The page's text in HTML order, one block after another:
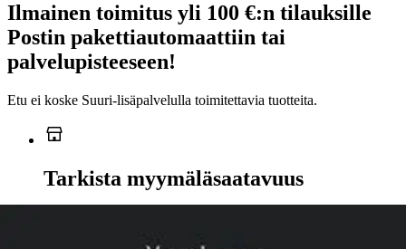
Ilmainen toimitus yli 100 €:n tilauksille
Postin pakettiautomaattiin tai
palvelupisteeseen!
Etu ei koske Suuri‑lisäpalvelulla toimitettavia tuotteita.
Tarkista myymäläsaatavuus